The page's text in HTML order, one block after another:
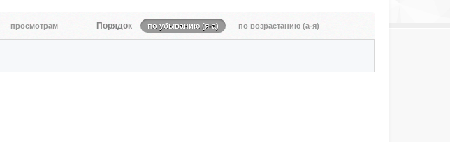
просмотрам Порядок по убыванию (я-а) по возрастанию (а-я)